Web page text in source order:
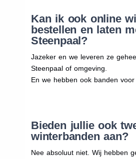
Kan ik ook online
bestellen en laten
Steenpaal?
Jazeker en we leveren ze
Steenpaal of omgeving.
En we hebben ook banden voor
Bieden jullie ook
winterbanden aan?
Nee absoluut niet. Wij hebben